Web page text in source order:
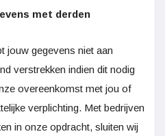
met derden
jouw gegevens niet aan
verstrekken indien dit nodig
overeenkomst met jou of
verplichting. Met bedrijven
in onze opdracht, sluiten wij